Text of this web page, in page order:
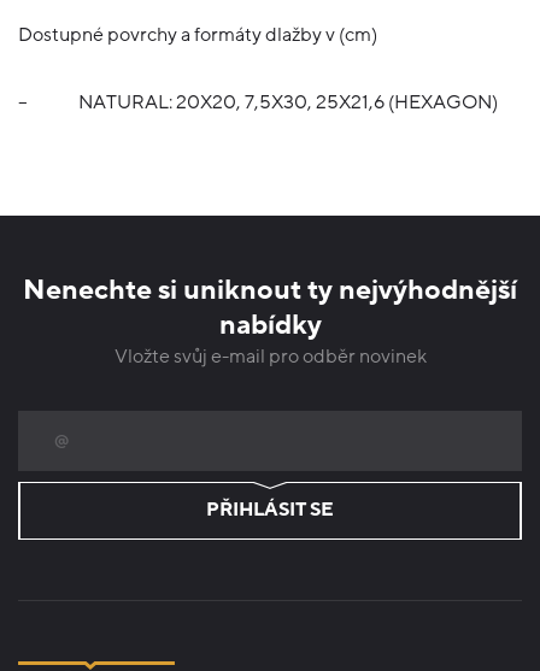
Dostupné povrchy a formáty dlažby v (cm)
– NATURAL: 20X20, 7,5X30, 25X21,6 (HEXAGON)
Nenechte si uniknout ty nejvýhodnější
nabídky
Vložte svůj e-mail pro odběr novinek
PŘIHLÁSIT SE